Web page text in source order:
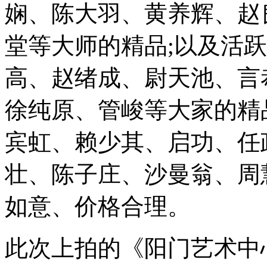
娴、陈大羽、黄养辉、
堂等大师的精品;以及活
高、赵绪成、尉天池、
徐纯原、管峻等大家的
宾虹、赖少其、启功、
壮、陈子庄、沙曼翁、
如意、价格合理。
此次上拍的《阳门艺术